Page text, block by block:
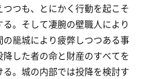
つも、とにかく行動を起こそ
。そして凄腕の壁職人により
籠城により疲弊しつつある事
した者の命と財産のすべてを
。城の内部では投降を検討す